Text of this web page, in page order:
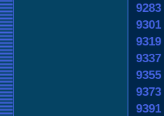
9283
9301
9319
9337
9355
9373
9391